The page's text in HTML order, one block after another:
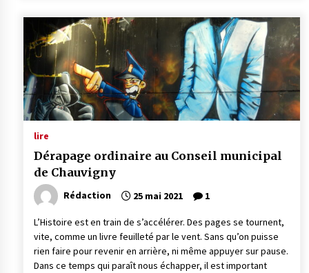
lire
Dérapage ordinaire au Conseil municipal
de Chauvigny
Rédaction 25 mai 2021 1
L’Histoire est en train de s’accélérer. Des pages se tournent,
vite, comme un livre feuilleté par le vent. Sans qu’on puisse
rien faire pour revenir en arrière, ni même appuyer sur pause.
Dans ce temps qui paraît nous échapper, il est important